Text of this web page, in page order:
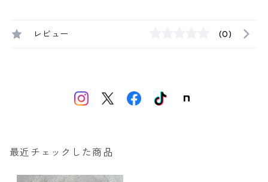
レビュー (0)
最近チェックした商品